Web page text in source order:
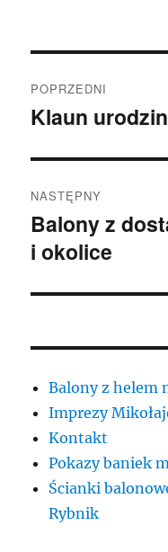
wpisu
POPRZEDNI
Poprzedni
Klaun
NASTĘPNY
Następny
wpis:
Balony z
i okolice
Balony z helem
Imprezy
Kontakt
Pokazy baniek
Ścianki
Rybnik